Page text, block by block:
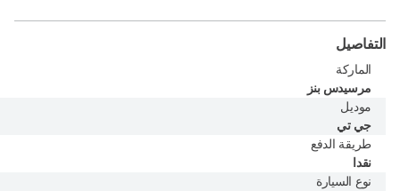
التفاصيل
الماركة
مرسيدس بنز
موديل
جي تي
طريقة الدفع
نقدا
نوع السيارة